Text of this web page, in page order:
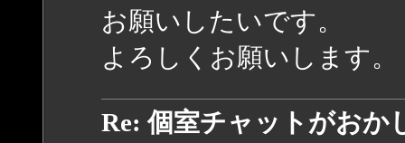
お願いしたいです。
よろしくお願いします。
Re: 個室チャットがおか